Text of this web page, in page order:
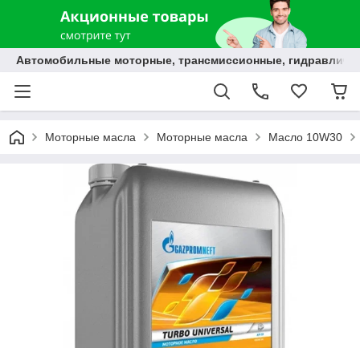
Автомобильные моторные, трансмиссионные,
Моторные масла Моторные масла Масло 10W30